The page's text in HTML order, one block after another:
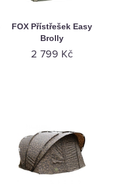
FOX Přístřešek Easy
Brolly
2 799 Kč